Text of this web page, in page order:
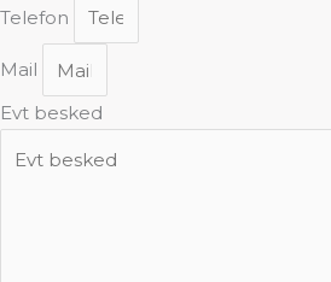
Telefon
Mail
Evt besked